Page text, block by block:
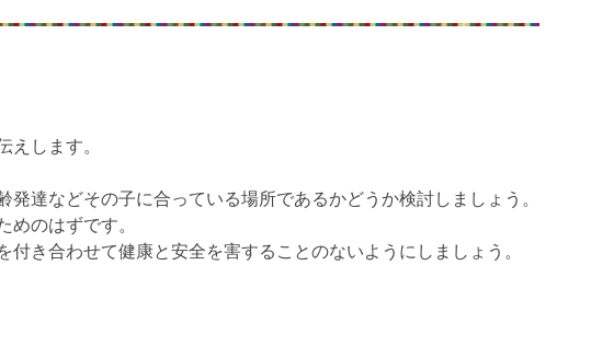
えします。
達などその子に合っている場所であるかどうか検討しましょう。
めのはずです。
き合わせて健康と安全を害することのないようにしましょう。